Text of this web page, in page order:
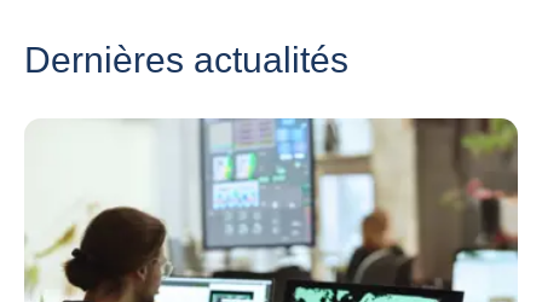
Dernières actualités